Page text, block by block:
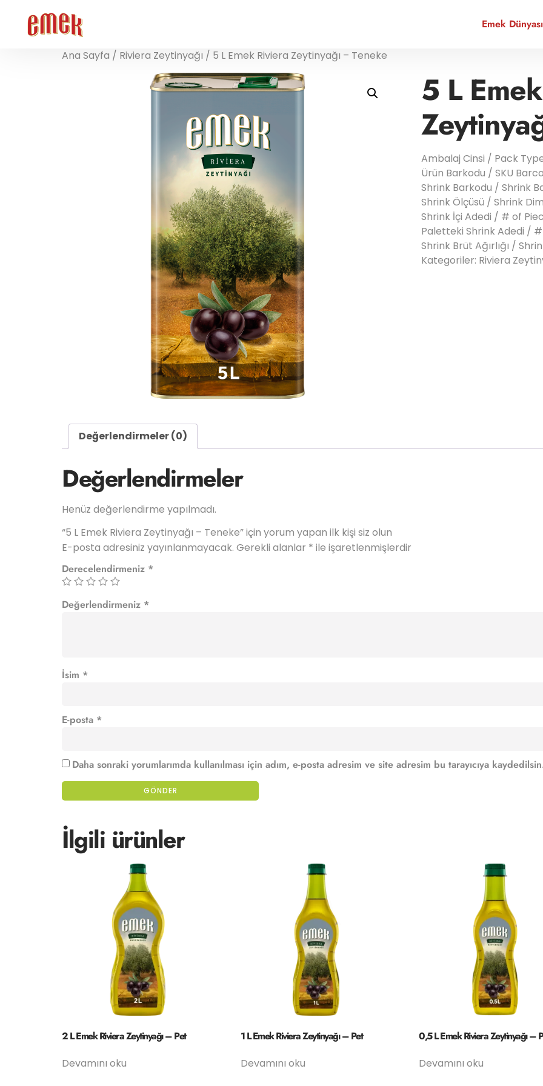
Emek Dünyası
Ana Sayfa / Riviera Zeytinyağı / 5 L Emek Riviera Zeytinyağı – Teneke
5 L
Ambalaj Cinsi / Pack
Ürün Barkodu / SKU
Shrink Barkodu / Shrink
Shrink Ölçüsü / Shrink
Shrink İçi Adedi / # of
Paletteki Shrink Adedi /
Shrink Brüt Ağırlığı /
Kategoriler: Riviera
Değerlendirmeler (0)
Değerlendirmeler
Henüz değerlendirme yapılmadı.
“5 L Emek Riviera Zeytinyağı – Teneke” için yorum yapan ilk kişi siz olun
E-posta adresiniz yayınlanmayacak. Gerekli alanlar * ile işaretlenmişlerdir
Derecelendirmeniz *
Değerlendirmeniz *
İsim *
E-posta *
Daha sonraki yorumlarımda kullanılması için adım, e-posta adresim ve site adresim bu tarayıcıya
İlgili ürünler
2 L Emek Riviera Zeytinyağı – Pet
Devamını oku
1 L Emek Riviera Zeytinyağı – Pet
Devamını oku
0,5 L Emek Riviera Zeytinyağı –
Devamını oku